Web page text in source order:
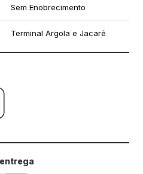
Sem Enobrecimento
Terminal Argola e Jacaré
utilizar os nossos gabaritos